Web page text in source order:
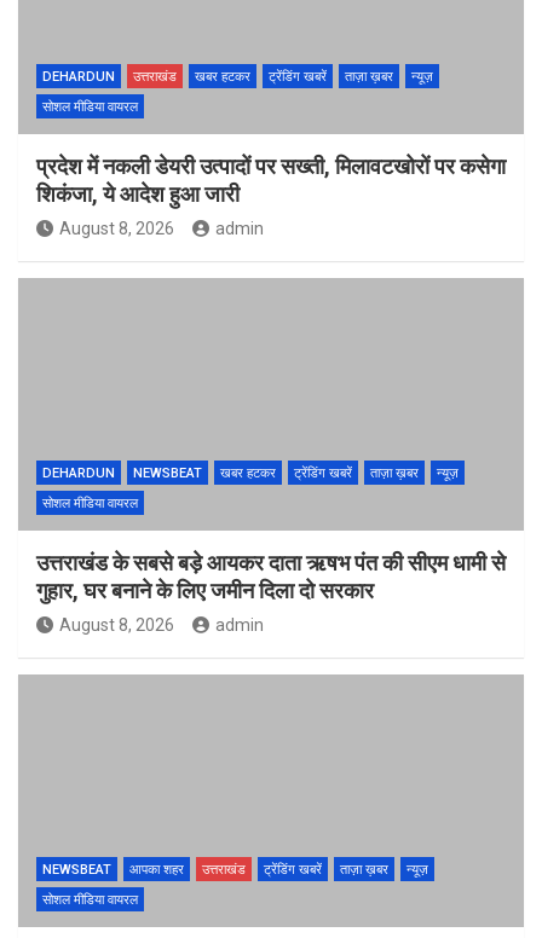
DEHARDUN उत्तराखंड खबर हटकर ट्रेंडिंग खबरें ताज़ा ख़बर
न्यूज़
सोशल मीडिया वायरल
प्रदेश में नकली डेयरी उत्पादों पर सख्ती, मिलावटखोरों पर कसेगा
शिकंजा, ये आदेश हुआ जारी
August 8, 2026 admin
DEHARDUN NEWSBEAT खबर हटकर ट्रेंडिंग खबरें ताज़ा ख़बर
न्यूज़
सोशल मीडिया वायरल
उत्तराखंड के सबसे बड़े आयकर दाता ऋषभ पंत की सीएम धामी से
गुहार, घर बनाने के लिए जमीन दिला दो सरकार
August 8, 2026 admin
NEWSBEAT आपका शहर उत्तराखंड ट्रेंडिंग खबरें ताज़ा ख़बर
न्यूज़
सोशल मीडिया वायरल